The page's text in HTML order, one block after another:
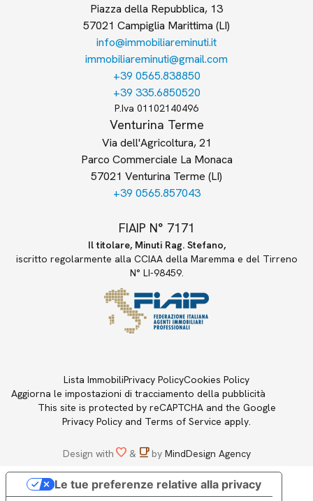
Piazza della Repubblica, 13
57021 Campiglia Marittima (LI)
info@immobiliareminuti.it
immobiliareminuti@gmail.com
+39 0565.838850
+39 335.6850520
P.Iva 01102140496
Venturina Terme
Via dell'Agricoltura, 21
Parco Commerciale La Monaca
57021 Venturina Terme (LI)
+39 0565.857043
FIAIP N° 7171
Il titolare, Minuti Rag. Stefano,
iscritto regolarmente alla CCIAA della Maremma e del Tirreno
N° LI-98459.
Lista ImmobiliPrivacy PolicyCookies Policy
Aggiorna le impostazioni di tracciamento della pubblicità
This site is protected by reCAPTCHA and the Google
Privacy Policy and Terms of Service apply.
Design withfavorite& local_cafeby MindDesign Agency
Le tue preferenze relative alla privacy